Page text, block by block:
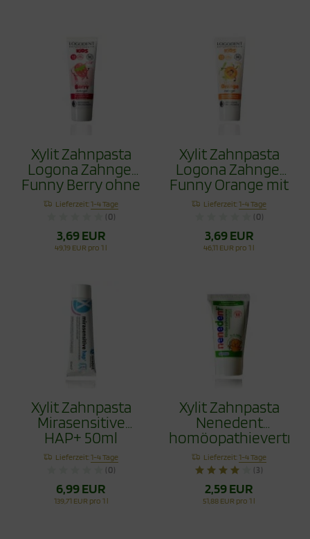
Xylit Zahnpasta
Logona Zahngel
Funny Berry ohne
Fluorid 75ml
Lieferzeit:1-4 Tage
(0)
3,69 EUR
49,19 EUR pro 1 l
Xylit Zahnpasta
Logona Zahngel
Funny Orange mit
Hydroxyapapitit
75ml
Lieferzeit:1-4 Tage
(0)
3,69 EUR
46,11 EUR pro 1 l
Xylit Zahnpasta
Mirasensitive
HAP+ 50ml
Lieferzeit:1-4 Tage
(0)
6,99 EUR
139,71 EUR pro 1 l
Xylit Zahnpasta
Nenedent
50ml
Lieferzeit:1-4 Tage
(3)
2,59 EUR
51,88 EUR pro 1 l